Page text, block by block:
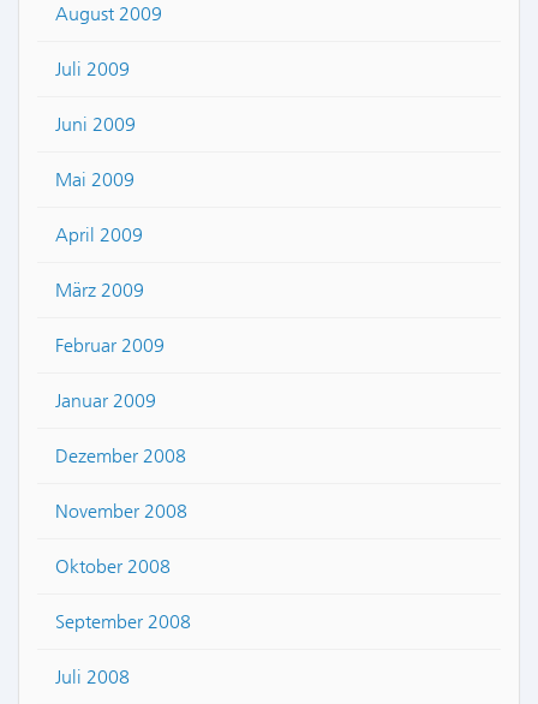
August 2009
Juli 2009
Juni 2009
Mai 2009
April 2009
März 2009
Februar 2009
Januar 2009
Dezember 2008
November 2008
Oktober 2008
September 2008
Juli 2008